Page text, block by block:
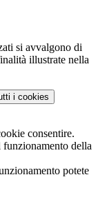
si avvalgono di
illustrate nella
i cookies
consentire.
della
potete